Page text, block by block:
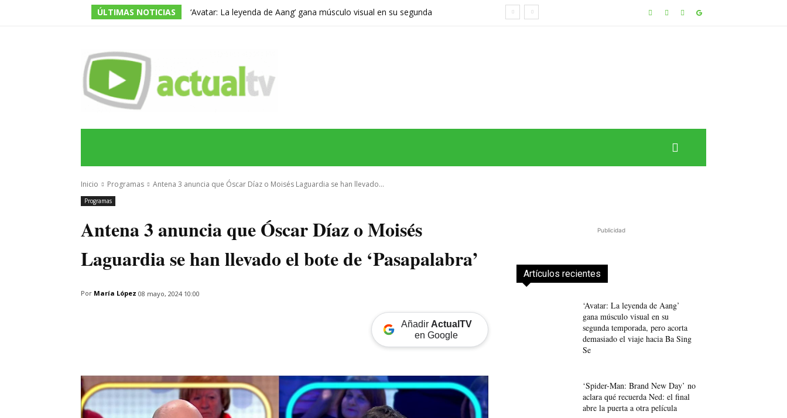
ÚLTIMAS NOTICIAS
‘Avatar: La leyenda de Aang’ gana músculo visual en su segunda
Inicio Programas Antena 3 anuncia que Óscar Díaz o Moisés Laguardia se han llevado...
Programas
Antena 3 anuncia que Óscar Díaz o Moisés
Laguardia se han llevado el bote de ‘Pasapalabra’
Por María López 08 mayo, 2024 10:00
Añadir ActualTV
en Google
Publicidad
Artículos recientes
‘Avatar: La leyenda de Aang’
gana músculo visual en su
segunda temporada, pero acorta
demasiado el viaje hacia Ba Sing
Se
‘Spider-Man: Brand New Day’ no
aclara qué recuerda Ned: el final
abre la puerta a otra película